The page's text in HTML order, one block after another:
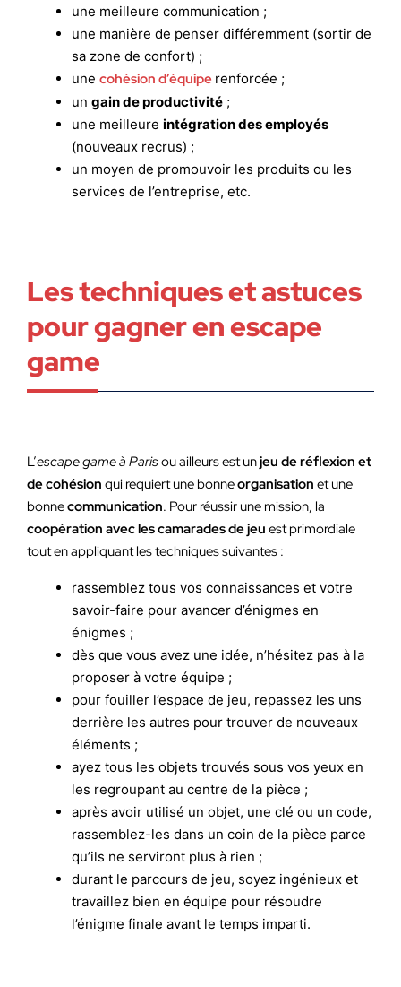
une meilleure communication ;
une manière de penser différemment (sortir de
sa zone de confort) ;
une cohésion d’équipe renforcée ;
un gain de productivité ;
une meilleure intégration des employés
(nouveaux recrus) ;
un moyen de promouvoir les produits ou les
services de l’entreprise, etc.
Les techniques et astuces
pour gagner en escape
game
L’escape game à Parisou ailleurs est unjeu de réflexion et
de cohésion qui requiert une bonneorganisation et une
bonnecommunication. Pour réussir une mission, la
coopération avec les camarades de jeu est primordiale
tout en appliquant les techniques suivantes :
rassemblez tous vos connaissances et votre
savoir-faire pour avancer d’énigmes en
énigmes ;
dès que vous avez une idée, n’hésitez pas à la
proposer à votre équipe ;
pour fouiller l’espace de jeu, repassez les uns
derrière les autres pour trouver de nouveaux
éléments ;
ayez tous les objets trouvés sous vos yeux en
les regroupant au centre de la pièce ;
après avoir utilisé un objet, une clé ou un code,
rassemblez-les dans un coin de la pièce parce
qu’ils ne serviront plus à rien ;
durant le parcours de jeu, soyez ingénieux et
travaillez bien en équipe pour résoudre
l’énigme finale avant le temps imparti.